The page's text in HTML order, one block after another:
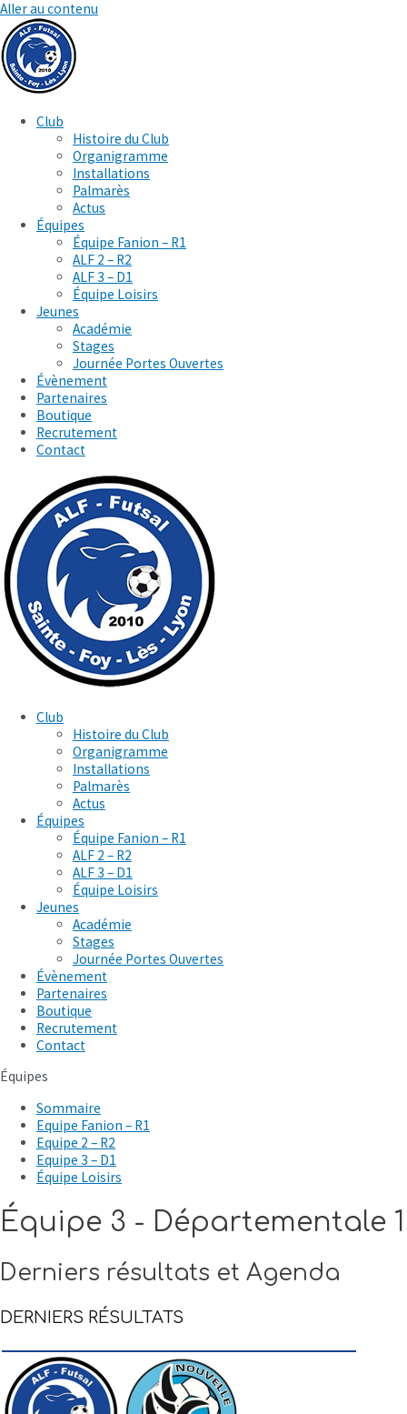
Aller au contenu
Club
Histoire du Club
Organigramme
Installations
Palmarès
Actus
Équipes
Équipe Fanion – R1
ALF 2 – R2
ALF 3 – D1
Équipe Loisirs
Jeunes
Académie
Stages
Journée Portes Ouvertes
Évènement
Partenaires
Boutique
Recrutement
Contact
Club
Histoire du Club
Organigramme
Installations
Palmarès
Actus
Équipes
Équipe Fanion – R1
ALF 2 – R2
ALF 3 – D1
Équipe Loisirs
Jeunes
Académie
Stages
Journée Portes Ouvertes
Évènement
Partenaires
Boutique
Recrutement
Contact
Équipes
Sommaire
Equipe Fanion – R1
Equipe 2 – R2
Equipe 3 – D1
Équipe Loisirs
Équipe 3 - Départementale 1
Derniers résultats et Agenda
DERNIERS RÉSULTATS